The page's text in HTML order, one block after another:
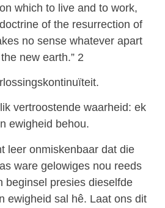
which to live and to work,
of the resurrection of
no sense whatever apart
new earth.” 2
vertroostende waarheid: ek
ewigheid behou.
leer onmiskenbaar dat die
ware gelowiges nou reeds
beginsel presies dieselfde
ewigheid sal hê. Laat ons dit